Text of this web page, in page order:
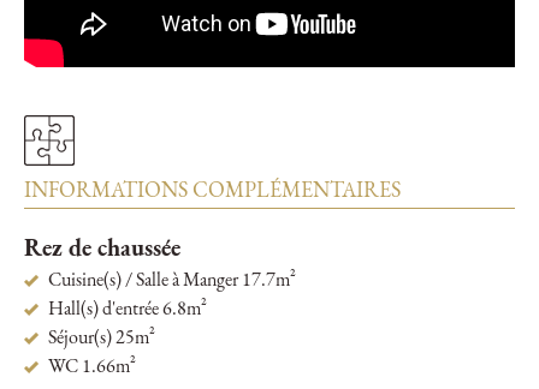
INFORMATIONS COMPLÉMENTAIRES
Rez de chaussée
Cuisine(s) / Salle à Manger 17.7m²
Hall(s) d'entrée 6.8m²
Séjour(s) 25m²
WC 1.66m²